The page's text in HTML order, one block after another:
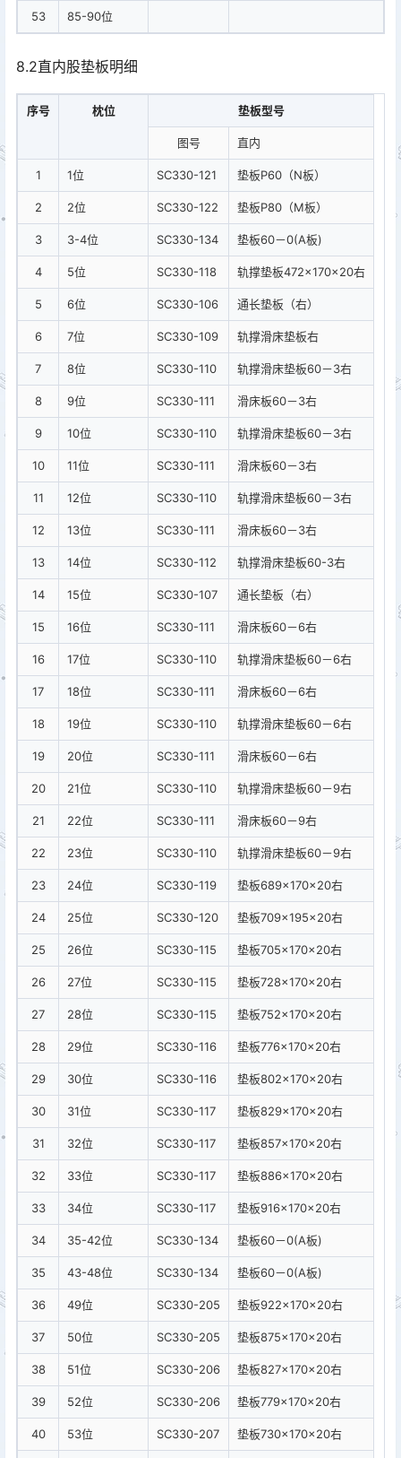
53 85-90位
8.2直内股垫板明细
序号 枕位 垫板型号
图号 直内
1 1位 SC330-121 垫板P60（N板）
2 2位 SC330-122 垫板P80（M板）
3 3-4位 SC330-134 垫板60－0(A板)
4 5位 SC330-118 轨撑垫板472×170×20右
5 6位 SC330-106 通长垫板（右）
6 7位 SC330-109 轨撑滑床垫板右
7 8位 SC330-110 轨撑滑床垫板60－3右
8 9位 SC330-111 滑床板60－3右
9 10位 SC330-110 轨撑滑床垫板60－3右
10 11位 SC330-111 滑床板60－3右
11 12位 SC330-110 轨撑滑床垫板60－3右
12 13位 SC330-111 滑床板60－3右
13 14位 SC330-112 轨撑滑床垫板60-3右
14 15位 SC330-107 通长垫板（右）
15 16位 SC330-111 滑床板60－6右
16 17位 SC330-110 轨撑滑床垫板60－6右
17 18位 SC330-111 滑床板60－6右
18 19位 SC330-110 轨撑滑床垫板60－6右
19 20位 SC330-111 滑床板60－6右
20 21位 SC330-110 轨撑滑床垫板60－9右
21 22位 SC330-111 滑床板60－9右
22 23位 SC330-110 轨撑滑床垫板60－9右
23 24位 SC330-119 垫板689×170×20右
24 25位 SC330-120 垫板709×195×20右
25 26位 SC330-115 垫板705×170×20右
26 27位 SC330-115 垫板728×170×20右
27 28位 SC330-115 垫板752×170×20右
28 29位 SC330-116 垫板776×170×20右
29 30位 SC330-116 垫板802×170×20右
30 31位 SC330-117 垫板829×170×20右
31 32位 SC330-117 垫板857×170×20右
32 33位 SC330-117 垫板886×170×20右
33 34位 SC330-117 垫板916×170×20右
34 35-42位 SC330-134 垫板60－0(A板)
35 43-48位 SC330-134 垫板60－0(A板)
36 49位 SC330-205 垫板922×170×20右
37 50位 SC330-205 垫板875×170×20右
38 51位 SC330-206 垫板827×170×20右
39 52位 SC330-206 垫板779×170×20右
40 53位 SC330-207 垫板730×170×20右